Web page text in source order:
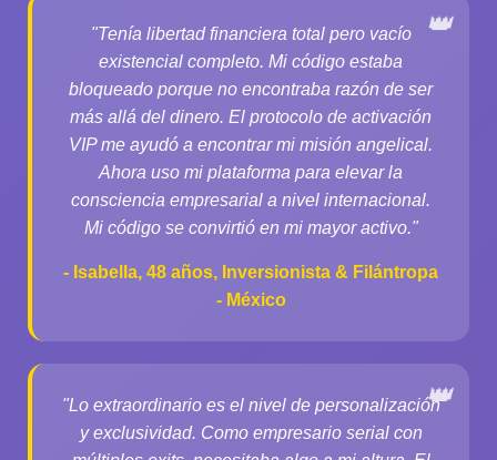
"Tenía libertad financiera total pero vacío
existencial completo. Mi código estaba
bloqueado porque no encontraba razón de ser
más allá del dinero. El protocolo de activación
VIP me ayudó a encontrar mi misión angelical.
Ahora uso mi plataforma para elevar la
consciencia empresarial a nivel internacional.
Mi código se convirtió en mi mayor activo."
- Isabella, 48 años, Inversionista & Filántropa
- México
"Lo extraordinario es el nivel de personalización
y exclusividad. Como empresario serial con